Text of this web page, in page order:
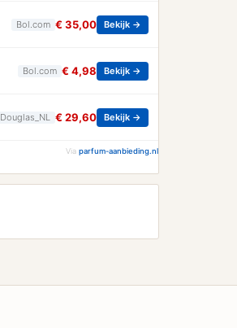
Bol.com € 35,00 Bekijk →
Bol.com € 4,98 Bekijk →
Douglas_NL € 29,60 Bekijk →
Via parfum-aanbieding.nl